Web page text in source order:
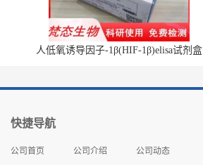
人低氧诱导因子-1β(HIF-1β)elisa试剂盒
快捷导航
公司首页 公司介绍 公司动态